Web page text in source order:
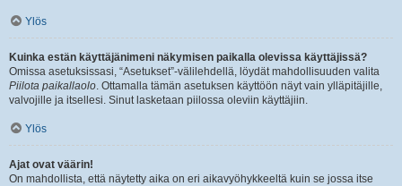
Ylös
Kuinka estän käyttäjänimeni näkymisen paikalla olevissa käyttäjissä?
Omissa asetuksissasi, “Asetukset”-välilehdellä, löydät mahdollisuuden valita
Piilota paikallaolo. Ottamalla tämän asetuksen käyttöön näyt vain ylläpitäjille,
valvojille ja itsellesi. Sinut lasketaan piilossa oleviin käyttäjiin.
Ylös
Ajat ovat väärin!
On mahdollista, että näytetty aika on eri aikavyöhykkeeltä kuin se jossa itse